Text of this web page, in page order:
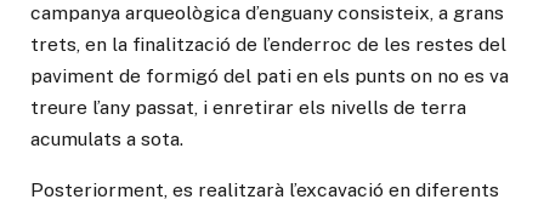
campanya arqueològica d’enguany consisteix, a grans
trets, en la finalització de l’enderroc de les restes del
paviment de formigó del pati en els punts on no es va
treure l’any passat, i enretirar els nivells de terra
acumulats a sota.
Posteriorment, es realitzarà l’excavació en diferents